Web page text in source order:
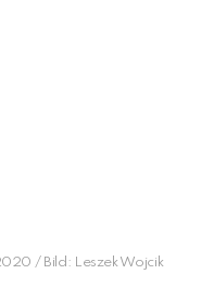
/ Bild: Leszek Wojcik